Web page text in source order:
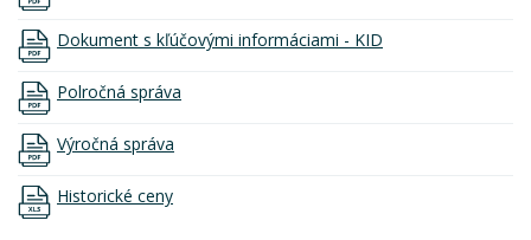
Dokument s kľúčovými informáciami - KID
Polročná správa
Výročná správa
Historické ceny